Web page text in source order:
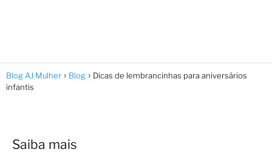
Blog AJ Mulher Blog
Dicas de lembrancinhas para aniversários
infantis
Saiba mais